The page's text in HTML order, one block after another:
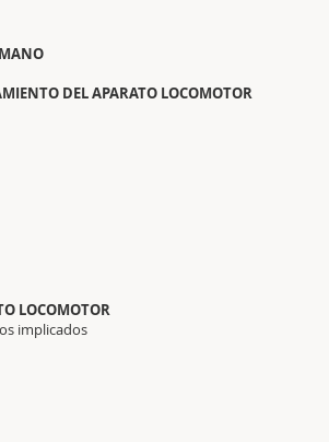
DEL APARATO LOCOMOTOR
LOCOMOTOR
implicados